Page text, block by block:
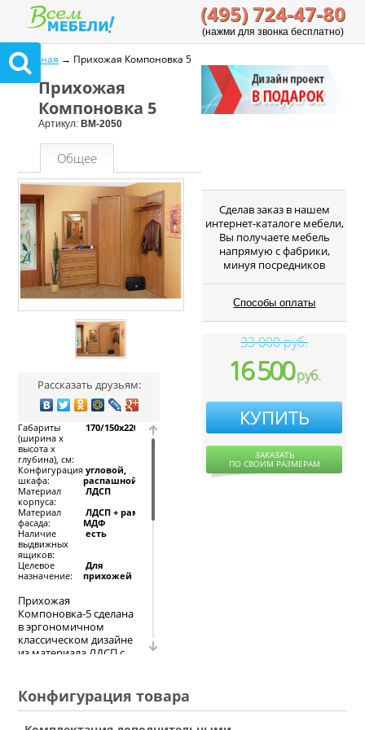
(495) 724-47-80
(нажми для звонка бесплатно)
Главная → Прихожая Компоновка 5
Прихожая
Компоновка 5
Артикул: ВМ-2050
Общее
Рассказать друзьям:
Габариты
(ширина х
высота х
глубина), см:
170/150x220x50
Конфигурация
шкафа:
угловой,
распашной
Материал
корпуса:
ЛДСП
Материал
фасада:
ЛДСП + рамка
МДФ
Наличие
выдвижных
ящиков:
есть
Целевое
назначение:
Для
прихожей
Прихожая
Компоновка-5 сделана
в эргономичном
классическом дизайне
из материала ЛДСП с
прихожей состоит из
большого
Cделав заказ в нашем
интернет-каталоге мебели,
Вы получаете мебель
напрямую с фабрики,
минуя посредников
Способы оплаты
33 000 руб.
16 500руб.
КУПИТЬ
ЗАКАЗАТЬ
ПО СВОИМ РАЗМЕРАМ
Конфигурация товара